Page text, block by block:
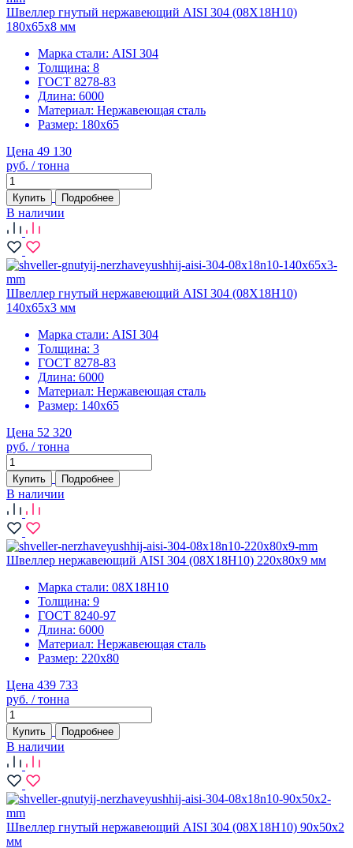
Швеллер гнутый нержавеющий AISI 304 (08Х18Н10)
180х65х8 мм
Марка стали: AISI 304
Толщина: 8
ГОСТ 8278-83
Длина: 6000
Материал: Нержавеющая сталь
Размер: 180х65
Цена 49 130
руб. / тонна
Купить Подробнее
В наличии
Швеллер гнутый нержавеющий AISI 304 (08Х18Н10)
140х65х3 мм
Марка стали: AISI 304
Толщина: 3
ГОСТ 8278-83
Длина: 6000
Материал: Нержавеющая сталь
Размер: 140х65
Цена 52 320
руб. / тонна
Купить Подробнее
В наличии
Швеллер нержавеющий AISI 304 (08Х18Н10) 220х80х9 мм
Марка стали: 08Х18Н10
Толщина: 9
ГОСТ 8240-97
Длина: 6000
Материал: Нержавеющая сталь
Размер: 220х80
Цена 439 733
руб. / тонна
Купить Подробнее
В наличии
Швеллер гнутый нержавеющий AISI 304 (08Х18Н10) 90х50х2
мм